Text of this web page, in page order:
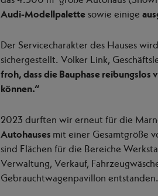
Audi-Modellpalette sowie einige
Der Servicecharakter des Hauses
sichergestellt. Volker Link,
froh, dass die Bauphase reibungslos
können.“
2023 durften wir erneut für die
Autohauses mit einer Gesamtgröße
sind Flächen für die Bereiche
Verwaltung, Verkauf,
Gebrauchtwagenpavillon entstanden.